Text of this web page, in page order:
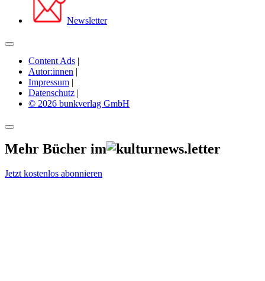
Newsletter
Content Ads |
Autor:innen |
Impressum |
Datenschutz |
© 2026 bunkverlag GmbH
Mehr Bücher im
Jetzt kostenlos abonnieren